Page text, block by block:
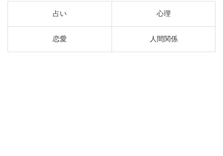
占い 心理
恋愛 人間関係